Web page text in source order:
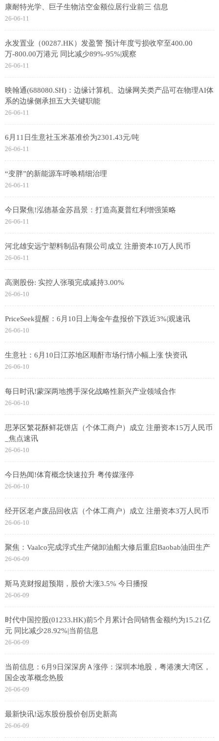
康耐特光学、巨子生物沽空金额位居行业前三 信息
26-06-11
永发置业（00287.HK）发盈警 预计年度亏损收窄至400.00
万-800.00万港元 同比减少89%-95%|观察
26-06-11
映翰通(688080.SH)：边缘计算机、边缘网关类产品可在物理AI体
系的边缘侧承担五大关键职能
26-06-11
6月11日生意社玉米基准价为2301.43元/吨
26-06-11
“变胖”的新能源车呼唤精细治理
26-06-11
今日聚焦!泓德基金苏昌景：打造高夏普红利增强策略
26-06-11
河北雄安远宁塑料制品有限公司成立 注册资本10万人民币
26-06-11
高测股份: 实控人张顼完成减持3.00%
26-06-10
PriceSeek提醒：6月10日上海金午盘报价下跌近3%|观速讯
26-06-10
生意社：6月10日江苏地区顺酐市场行情小幅上涨 快资讯
26-06-10
每日时讯!蒙深两地携手深化战略性新兴产业领域合作
26-06-10
思茅区繁花酥鲜花饼店（个体工商户）成立 注册资本15万人民币
_焦点速讯
26-06-10
今日热闻!体育概念快速拉升 粤传媒涨停
26-06-10
经开区老卢废品回收店（个体工商户）成立 注册资本3万人民币
26-06-10
聚焦：Vaalco完成浮式生产储卸油船大修后重启Baobab油田生产
26-06-09
斯马克财报超预期，股价大涨3.5% 今日播报
26-06-09
时代中国控股(01233.HK)前5个月累计合同销售金额约为15.21亿
元 同比减少28.92%|当前信息
26-06-09
当前信息：6月9日深深房Ａ涨停：深圳本地股，粤港澳大湾区，
国企改革概念热股
26-06-09
最新快讯!远东股份股价创历史新高
26-06-09